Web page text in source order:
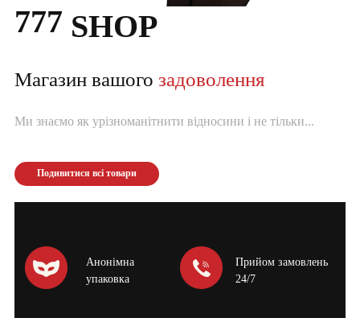
777 SHOP
Магазин вашого задоволення
Ми знаємо як урізноманітнити відносини і не тільки...
Подивитися всі товари
Анонімна
упаковка
Прийом замовлень
24/7